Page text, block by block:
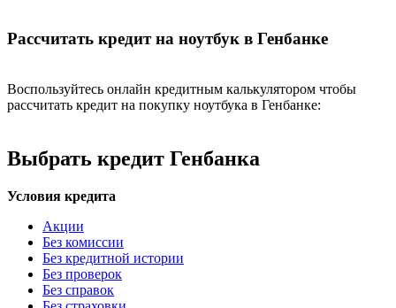
Рассчитать кредит на ноутбук в Генбанке
Воспользуйтесь онлайн кредитным калькулятором чтобы
рассчитать кредит на покупку ноутбука в Генбанке:
Выбрать кредит Генбанка
Условия кредита
Акции
Без комиссии
Без кредитной истории
Без проверок
Без справок